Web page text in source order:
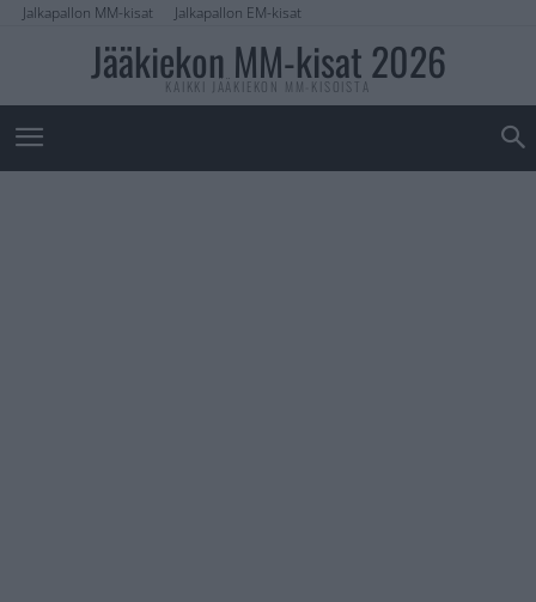
Jalkapallon MM-kisat Jalkapallon EM-kisat
Jääkiekon MM-kisat 2026
KAIKKI JÄÄKIEKON MM-KISOISTA